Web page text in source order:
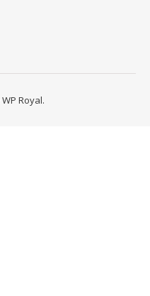
WP Royal.